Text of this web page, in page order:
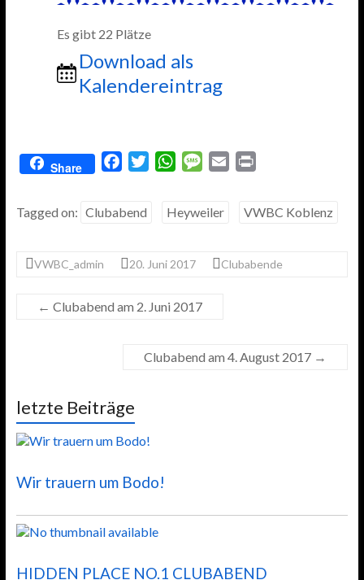
Es gibt 22 Plätze
Download als
Kalendereintrag
Share
e
o
k
e
W
t
A
p
M
s
n
Tagged on: Clubabend Heyweiler VWBC Koblenz
VWBC_admin 20. Juni 2017 Clubabende
← Clubabend am 2. Juni 2017
Clubabend am 4. August 2017 →
letzte Beiträge
Wir trauern um Bodo!
HIDDEN PLACE NO.1 CLUBABEND